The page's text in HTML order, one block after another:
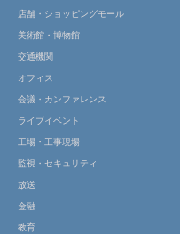
店舗・ショッピングモール
美術館・博物館
交通機関
オフィス
会議・カンファレンス
ライブイベント
工場・工事現場
監視・セキュリティ
放送
金融
教育